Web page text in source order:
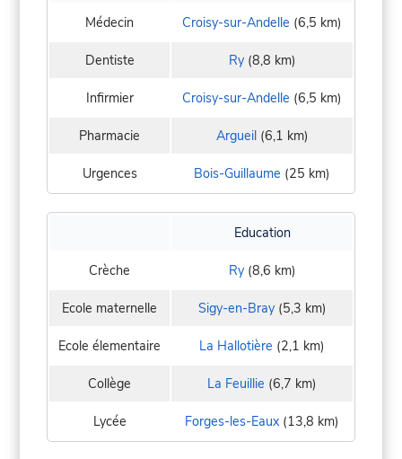
Médecin Croisy-sur-Andelle (6,5 km)
Dentiste Ry(8,8 km)
Infirmier Croisy-sur-Andelle (6,5 km)
Pharmacie Argueil(6,1 km)
Urgences Bois-Guillaume (25 km)
Education
Crèche Ry(8,6 km)
Ecole maternelle Sigy-en-Bray(5,3 km)
Ecole élementaire La Hallotière (2,1 km)
Collège La Feuillie (6,7 km)
Lycée Forges-les-Eaux (13,8 km)